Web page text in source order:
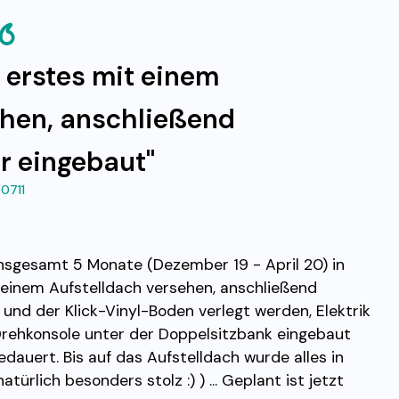
mit einem
anschließend
eingebaut"
5 Monate (Dezember 19 - April 20) in
Aufstelldach versehen, anschließend
der Klick-Vinyl-Boden verlegt werden, Elektrik
unter der Doppelsitzbank eingebaut
Bis auf das Aufstelldach wurde alles in
besonders stolz :) ) ... Geplant ist jetzt